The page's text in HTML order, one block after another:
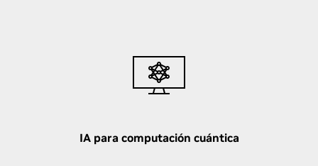
IA para computación cuántica